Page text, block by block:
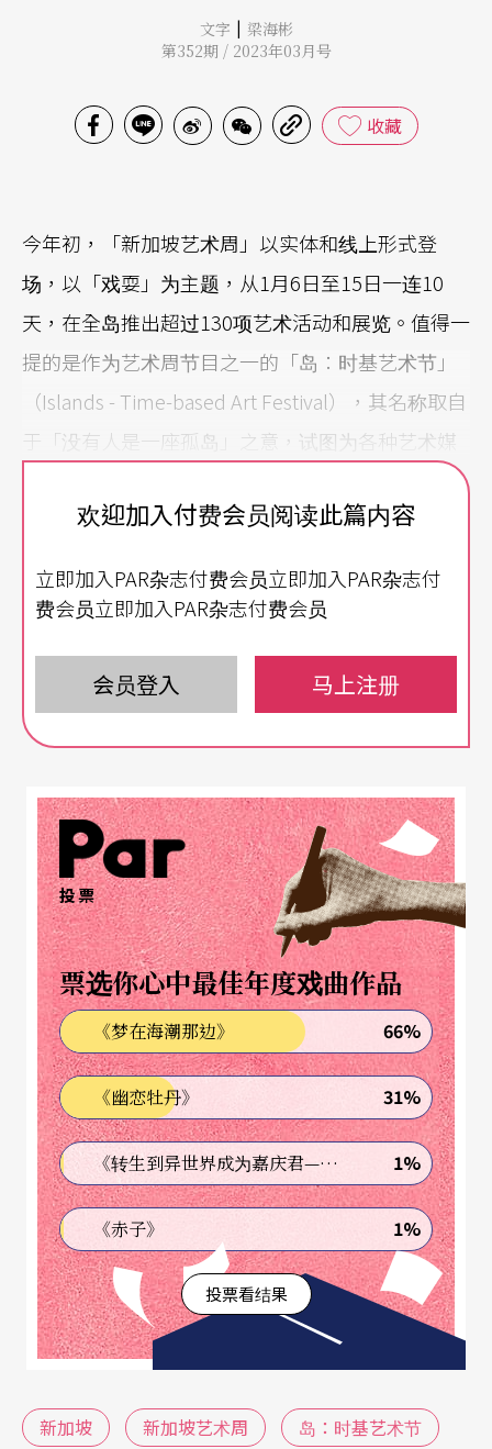
文字 | 梁海彬
第352期 / 2023年03月号
收藏
今年初，「新加坡艺术周」以实体和线上形式登
场，以「戏耍」为主题，从1月6日至15日一连10
天，在全岛推出超过130项艺术活动和展览。值得一
提的是作为艺术周节目之一的「岛：时基艺术节」
（Islands - Time-based Art Festival），其名称取自
于「没有人是一座孤岛」之意，试图为各种艺术媒
「岛」由艺术工作者林凯烈与谢燕芳联合发起，为
艺术工作者们提供非正规、实验性的艺术表演平
台。今年，「岛」邀请了19名艺术工作者，以「及
时」为主题，一起探讨，面对各种危机与灾难时，
人类如何处理自身与「时间」的关系。参与的艺术
创作、舞蹈等；除了演出，艺术工作者们也进行讲
座、为公众进行艺术工作坊。对喜欢肢体艺术、实
验性音乐、非传统艺术创作的观众来说，这是新加
坡难得一见的实验空间，也是独立艺术家向来少见
可贵的创作平台。
同样为多元艺术创作提供平台的「M1新加坡艺穗
节」，今年一改以往增设主题的方式，首次以无主
题、开放式的形式邀请艺术工作者们思考：「你们
关心什么？」，让这次的艺穗节百花齐放。今年的
「华艺节」也已全面实体进行，邀请了台湾的果陀
剧场、骉舞剧场、云门舞集、拾念剧集前来演出。
除了大型演出，华艺节也推出「华艺酝酿厂」这个
培育创作的计划，让独立艺术家在华艺节的支持下
进行具实验性的艺术创作。
今年，观众有机会浸濡在一系列的实验艺术作品
欢迎加入付费会员阅读此篇内容
立即加入PAR杂志付费会员立即加入PAR杂志付
费会员立即加入PAR杂志付费会员
会员登入 马上注册
投票
票选你心中最佳年度戏曲作品
《梦在海潮那边》 66%
《幽恋牡丹》 31%
《转生到异世界成为嘉庆君—发现我的祖先是诈骗集团!?》 1%
《赤子》 1%
投票看结果
新加坡 新加坡艺术周 岛：时基艺术节